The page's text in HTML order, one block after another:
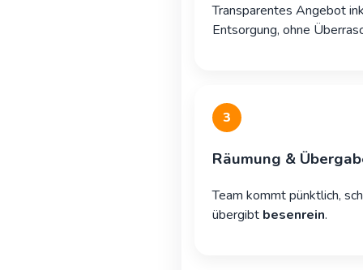
Transparentes Angebot
Entsorgung, ohne
3
Räumung &
Team kommt pünktlich,
übergibt besenrein.